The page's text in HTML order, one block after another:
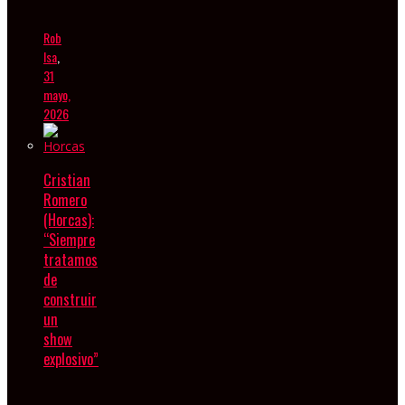
Rob
Isa,
31
mayo,
2026
Cristian
Romero
(Horcas):
“Siempre
tratamos
de
construir
un
show
explosivo”